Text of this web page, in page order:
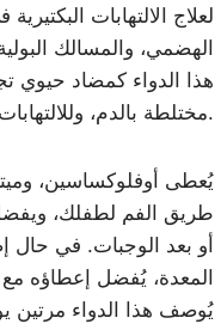
لعلاج الالتهابات
الهضمي، والمسالك
هذا الدواء كمضاد حيوي
مختلطة بالدم، وللالتهابات الخطيرة مثل التهاب الصفاق.
يُعطى أوفلوكساسين،
طريق الفم لطفلك،
أو بعد الوجبات. في
المعدة، يُفضل إعطاؤه
يُوصف هذا الدواء مرتين